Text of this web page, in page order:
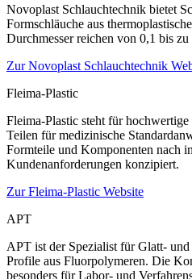
Novoplast Schlauchtechnik bietet
Formschläuche aus
Durchmesser reichen von 0,1 bis
Zur Novoplast Schlauchtechnik
Fleima-Plastic
Fleima-Plastic steht für
Teilen für medizinische
Formteile und Komponenten nach
Kundenanforderungen konzipiert.
Zur Fleima-Plastic Website
APT
APT ist der Spezialist für Glatt-
Profile aus Fluorpolymeren. Die
besonders für Labor- und